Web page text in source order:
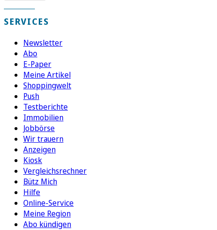
SERVICES
Newsletter
Abo
E-Paper
Meine Artikel
Shoppingwelt
Push
Testberichte
Immobilien
Jobbörse
Wir trauern
Anzeigen
Kiosk
Vergleichsrechner
Bütz Mich
Hilfe
Online-Service
Meine Region
Abo kündigen